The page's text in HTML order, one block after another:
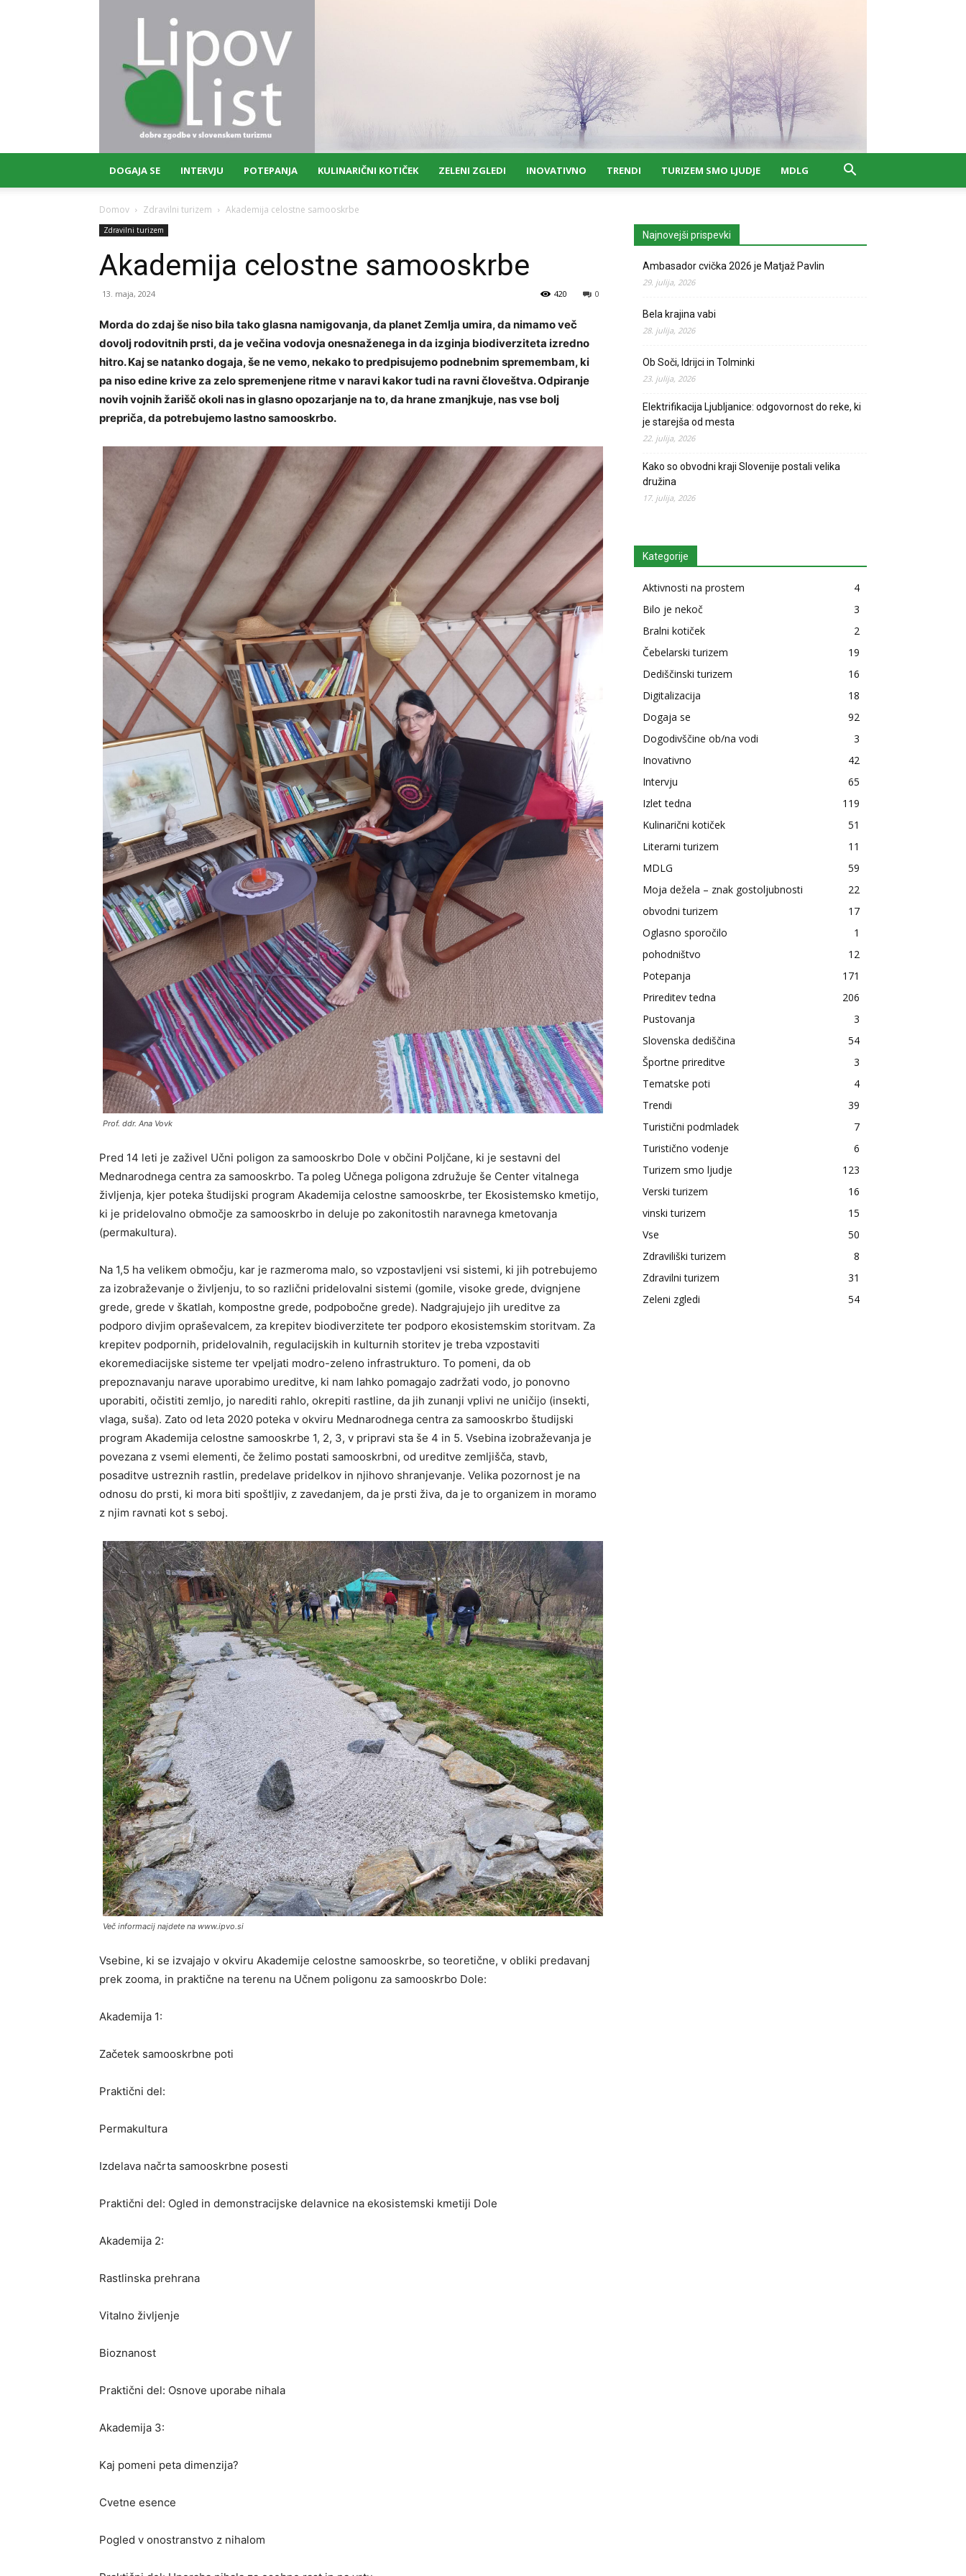
DOGAJA SE INTERVJU POTEPANJA KULINARIČNI KOTIČEK ZELENI ZGLEDI INOVATIVNO TRENDI TURIZEM SMO LJUDJE MDLG
Domov Zdravilni turizem Akademija celostne samooskrbe
Zdravilni turizem
Akademija celostne samooskrbe
13. maja, 2024 0
420
Morda do zdaj še niso bila tako glasna namigovanja, da planet Zemlja umira, da nimamo več
dovolj rodovitnih prsti, da je večina vodovja onesnaženega in da izginja biodiverziteta izredno
hitro. Kaj se natanko dogaja, še ne vemo, nekako to predpisujemo podnebnim spremembam, ki
pa niso edine krive za zelo spremenjene ritme v naravi kakor tudi na ravni človeštva. Odpiranje
novih vojnih žarišč okoli nas in glasno opozarjanje na to, da hrane zmanjkuje, nas vse bolj
prepriča, da potrebujemo lastno samooskrbo.
Prof. ddr. Ana Vovk
Pred 14 leti je zaživel Učni poligon za samooskrbo Dole v občini Poljčane, ki je sestavni del
Mednarodnega centra za samooskrbo. Ta poleg Učnega poligona združuje še Center vitalnega
življenja, kjer poteka študijski program Akademija celostne samooskrbe, ter Ekosistemsko kmetijo,
ki je pridelovalno območje za samooskrbo in deluje po zakonitostih naravnega kmetovanja
(permakultura).
Na 1,5 ha velikem območju, kar je razmeroma malo, so vzpostavljeni vsi sistemi, ki jih potrebujemo
za izobraževanje o življenju, to so različni pridelovalni sistemi (gomile, visoke grede, dvignjene
grede, grede v škatlah, kompostne grede, podpobočne grede). Nadgrajujejo jih ureditve za
podporo divjim opraševalcem, za krepitev biodiverzitete ter podporo ekosistemskim storitvam. Za
krepitev podpornih, pridelovalnih, regulacijskih in kulturnih storitev je treba vzpostaviti
ekoremediacijske sisteme ter vpeljati modro-zeleno infrastrukturo. To pomeni, da ob
prepoznavanju narave uporabimo ureditve, ki nam lahko pomagajo zadržati vodo, jo ponovno
uporabiti, očistiti zemljo, jo narediti rahlo, okrepiti rastline, da jih zunanji vplivi ne uničijo (insekti,
vlaga, suša). Zato od leta 2020 poteka v okviru Mednarodnega centra za samooskrbo študijski
program Akademija celostne samooskrbe 1, 2, 3, v pripravi sta še 4 in 5. Vsebina izobraževanja je
povezana z vsemi elementi, če želimo postati samooskrbni, od ureditve zemljišča, stavb,
posaditve ustreznih rastlin, predelave pridelkov in njihovo shranjevanje. Velika pozornost je na
odnosu do prsti, ki mora biti spoštljiv, z zavedanjem, da je prsti živa, da je to organizem in moramo
z njim ravnati kot s seboj.
Več informacij najdete na www.ipvo.si
Vsebine, ki se izvajajo v okviru Akademije celostne samooskrbe, so teoretične, v obliki predavanj
prek zooma, in praktične na terenu na Učnem poligonu za samooskrbo Dole:
Akademija 1:
Začetek samooskrbne poti
Praktični del:
Permakultura
Izdelava načrta samooskrbne posesti
Praktični del: Ogled in demonstracijske delavnice na ekosistemski kmetiji Dole
Akademija 2:
Rastlinska prehrana
Vitalno življenje
Bioznanost
Praktični del: Osnove uporabe nihala
Akademija 3:
Kaj pomeni peta dimenzija?
Cvetne esence
Pogled v onostranstvo z nihalom
Najnovejši prispevki
Ambasador cvička 2026 je Matjaž Pavlin
29. julija, 2026
Bela krajina vabi
28. julija, 2026
Ob Soči, Idrijci in Tolminki
23. julija, 2026
Elektrifikacija Ljubljanice: odgovornost do reke, ki
je starejša od mesta
22. julija, 2026
Kako so obvodni kraji Slovenije postali velika
družina
17. julija, 2026
Kategorije
Aktivnosti na prostem
4
Bilo je nekoč
3
Bralni kotiček
2
Čebelarski turizem
19
Dediščinski turizem
16
Digitalizacija
18
Dogaja se
92
Dogodivščine ob/na vodi
3
Inovativno
42
Intervju
65
Izlet tedna
119
Kulinarični kotiček
51
Literarni turizem
11
MDLG
59
Moja dežela – znak gostoljubnosti
22
obvodni turizem
17
Oglasno sporočilo
1
pohodništvo
12
Potepanja
171
Prireditev tedna
206
Pustovanja
3
Slovenska dediščina
54
Športne prireditve
3
Tematske poti
4
Trendi
39
Turistični podmladek
7
Turistično vodenje
6
Turizem smo ljudje
123
Verski turizem
16
vinski turizem
15
Vse
50
Zdraviliški turizem
8
Zdravilni turizem
31
Zeleni zgledi
54